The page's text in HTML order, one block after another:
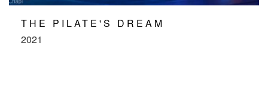
THE PILATE'S DREAM
2021